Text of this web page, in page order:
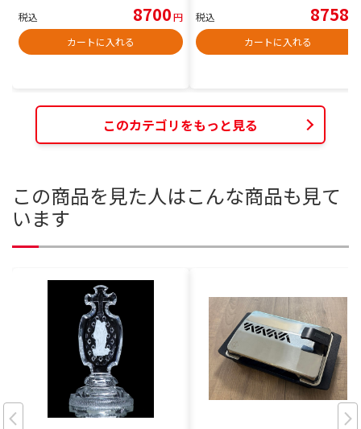
税込 8700円
カートに入れる
税込 8758
カートに入れる
このカテゴリをもっと見る
この商品を見た人はこんな商品も見て
います